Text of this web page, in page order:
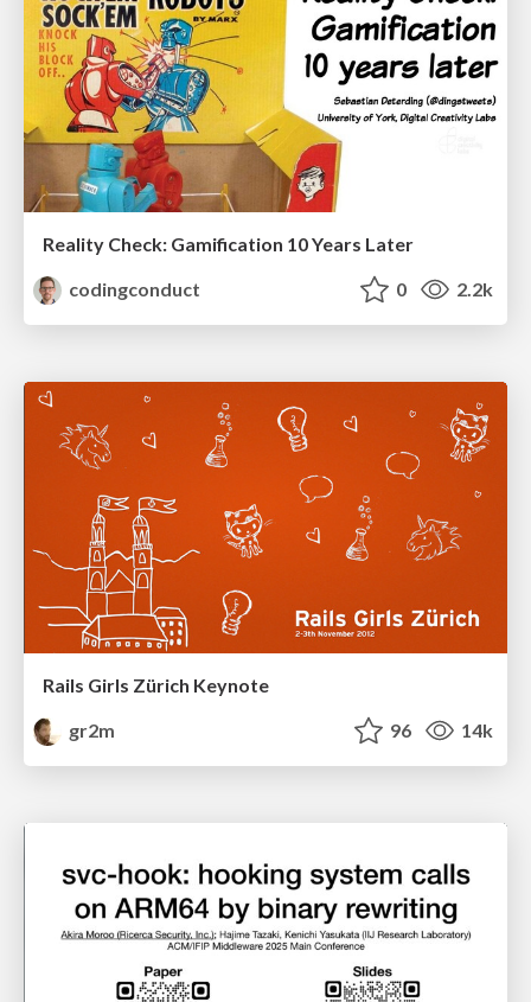
Reality Check: Gamification 10 Years Later
codingconduct
0 2.2k
Rails Girls Zürich Keynote
gr2m
96 14k